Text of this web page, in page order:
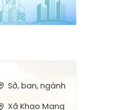
Sở, ban, ngành
Xã Khao Mang